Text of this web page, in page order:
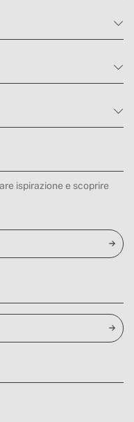
ispirazione e scoprire